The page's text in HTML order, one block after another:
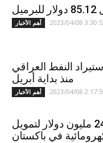
أهم الأخبار 2023/04/08
النفط العراقي
منذ بداية أبريل
أهم الأخبار 2023/04/08
السعودية.. 240 مليون دولار لتمويل
في باكستان